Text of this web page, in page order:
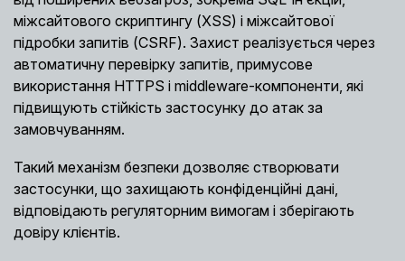
міжсайтового скриптингу (XSS) і міжсайтової
підробки запитів (CSRF). Захист реалізується через
автоматичну перевірку запитів, примусове
використання HTTPS і middleware-компоненти, які
підвищують стійкість застосунку до атак за
замовчуванням.
Такий механізм безпеки дозволяє створювати
застосунки, що захищають конфіденційні дані,
відповідають регуляторним вимогам і зберігають
довіру клієнтів.